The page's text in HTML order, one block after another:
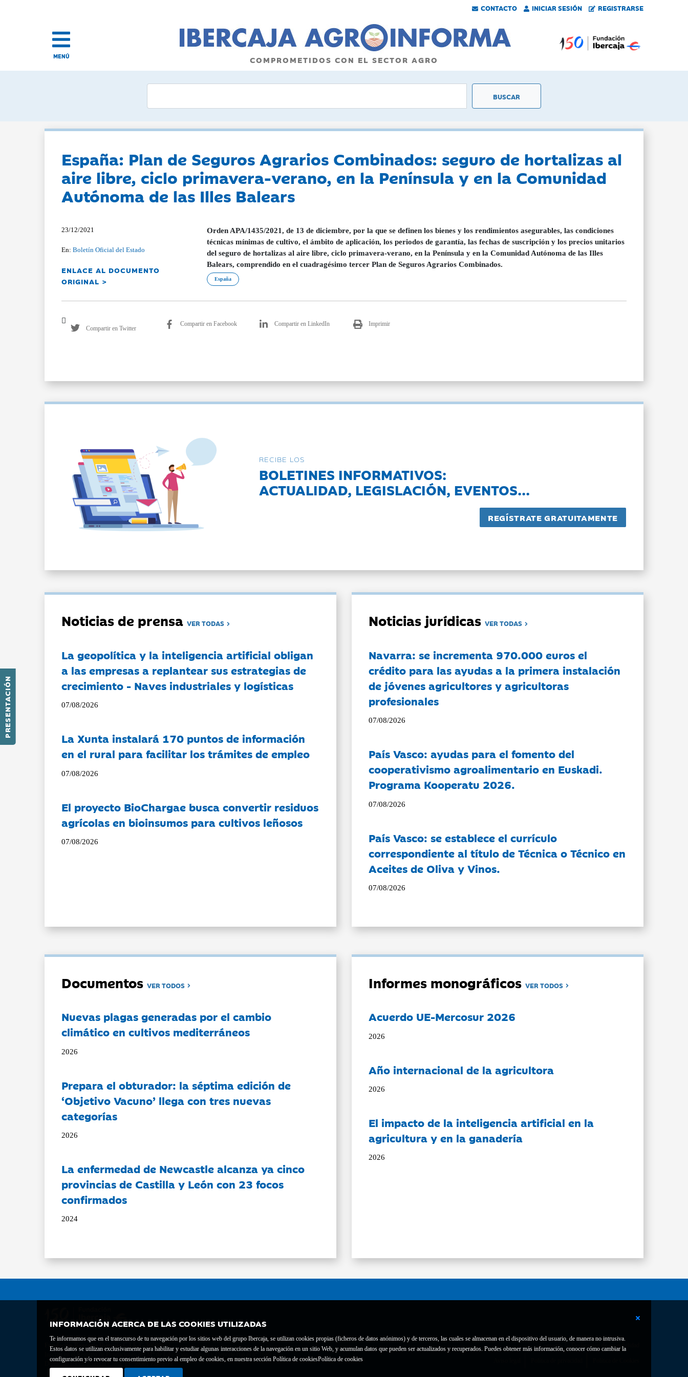
CONTACTO INICIAR SESIÓN REGISTRARSE
PRESENTACIÓN
MENÚ COMPROMETIDOS CON EL SECTOR AGRO
INFORMACIÓN ACERCA DE LAS COOKIES UTILIZADAS
Te informamos que en el transcurso de tu navegación por los sitios web del grupo Ibercaja, se utilizan cookies propias (ficheros de datos anónimos) y de terceros, las cuales se almacenan en el dispositivo del usuario, de manera no intrusiva.
Estos datos se utilizan exclusivamente para habilitar y estudiar algunas interacciones de la navegación en un sitio Web, y acumulan datos que pueden ser actualizados y recuperados. Puedes obtener más información, conocer cómo cambiar la
configuración y/o revocar tu consentimiento previo al empleo de cookies, en nuestra sección Política de cookiesPolítica de cookies
España: Plan de Seguros Agrarios Combinados: seguro de hortalizas al
aire libre, ciclo primavera-verano, en la Península y en la Comunidad
Autónoma de las Illes Balears
23/12/2021
En:Boletín Oficial del Estado
ENLACE AL DOCUMENTO
ORIGINAL >
Orden APA/1435/2021, de 13 de diciembre, por la que se definen los bienes y los rendimientos asegurables, las condiciones
técnicas mínimas de cultivo, el ámbito de aplicación, los periodos de garantía, las fechas de suscripción y los precios unitarios
del seguro de hortalizas al aire libre, ciclo primavera-verano, en la Península y en la Comunidad Autónoma de las Illes
Balears, comprendido en el cuadragésimo tercer Plan de Seguros Agrarios Combinados.
España
Compartir en Twitter
Compartir en Facebook Compartir en LinkedIn Imprimir
RECIBE LOS
BOLETINES INFORMATIVOS:
ACTUALIDAD, LEGISLACIÓN, EVENTOS...
Noticias de prensaVER TODAS
La geopolítica y la inteligencia artificial obligan
a las empresas a replantear sus estrategias de
crecimiento - Naves industriales y logísticas
07/08/2026
La Xunta instalará 170 puntos de información
en el rural para facilitar los trámites de empleo
07/08/2026
El proyecto BioChargae busca convertir residuos
agrícolas en bioinsumos para cultivos leñosos
07/08/2026
Noticias jurídicasVER TODAS
Navarra: se incrementa 970.000 euros el
crédito para las ayudas a la primera instalación
de jóvenes agricultores y agricultoras
profesionales
07/08/2026
País Vasco: ayudas para el fomento del
cooperativismo agroalimentario en Euskadi.
Programa Kooperatu 2026.
07/08/2026
País Vasco: se establece el currículo
correspondiente al título de Técnica o Técnico en
Aceites de Oliva y Vinos.
07/08/2026
DocumentosVER TODOS
Nuevas plagas generadas por el cambio
climático en cultivos mediterráneos
2026
Prepara el obturador: la séptima edición de
‘Objetivo Vacuno’ llega con tres nuevas
categorías
2026
La enfermedad de Newcastle alcanza ya cinco
provincias de Castilla y León con 23 focos
confirmados
2024
Informes monográficosVER TODOS
Acuerdo UE-Mercosur 2026
2026
Año internacional de la agricultora
2026
El impacto de la inteligencia artificial en la
agricultura y en la ganadería
2026
Fundación Bancaria Ibercaja C.I.F. G-50000652.
Inscrita en el Registro de Fundaciones del Mº de Educación, Cultura y Deporte con el nº 1689.
Domicilio social: Joaquín Costa, 13. 50001 Zaragoza.
Contacto Declaración de accesibilidad